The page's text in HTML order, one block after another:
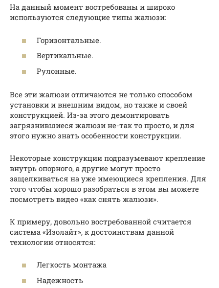
На данный момент востребованы и широко
используются следующие типы жалюзи:
Горизонтальные.
Вертикальные.
Рулонные.
Все эти жалюзи отличаются не только способом
установки и внешним видом, но также и своей
конструкцией. Из-за этого демонтировать
загрязнившиеся жалюзи не-так то просто, и для
этого нужно знать особенности конструкции.
Некоторые конструкции подразумевают крепление
внутрь опорного, а другие могут просто
защелкиваться на уже имеющиеся крепления. Для
того чтобы хорошо разобраться в этом вы можете
посмотреть видео «как снять жалюзи».
К примеру, довольно востребованной считается
система «Изолайт», к достоинствам данной
технологии относятся:
Легкость монтажа
Надежность